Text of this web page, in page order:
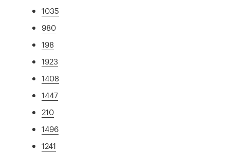
1035
980
198
1923
1408
1447
210
1496
1241